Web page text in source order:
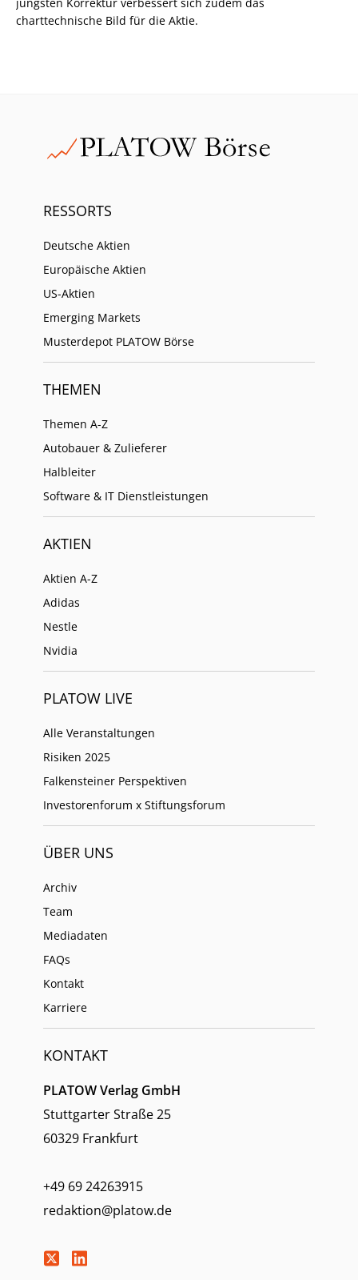
charttechnische Bild für die Aktie.
RESSORTS
Deutsche Aktien
Europäische Aktien
US-Aktien
Emerging Markets
Musterdepot PLATOW Börse
THEMEN
Themen A-Z
Autobauer & Zulieferer
Halbleiter
Software & IT Dienstleistungen
AKTIEN
Aktien A-Z
Adidas
Nestle
Nvidia
PLATOW LIVE
Alle Veranstaltungen
Risiken 2025
Falkensteiner Perspektiven
Investorenforum x Stiftungsforum
ÜBER UNS
Archiv
Team
Mediadaten
FAQs
Kontakt
Karriere
KONTAKT
PLATOW Verlag GmbH
Stuttgarter Straße 25
60329 Frankfurt
+49 69 24263915
redaktion@platow.de